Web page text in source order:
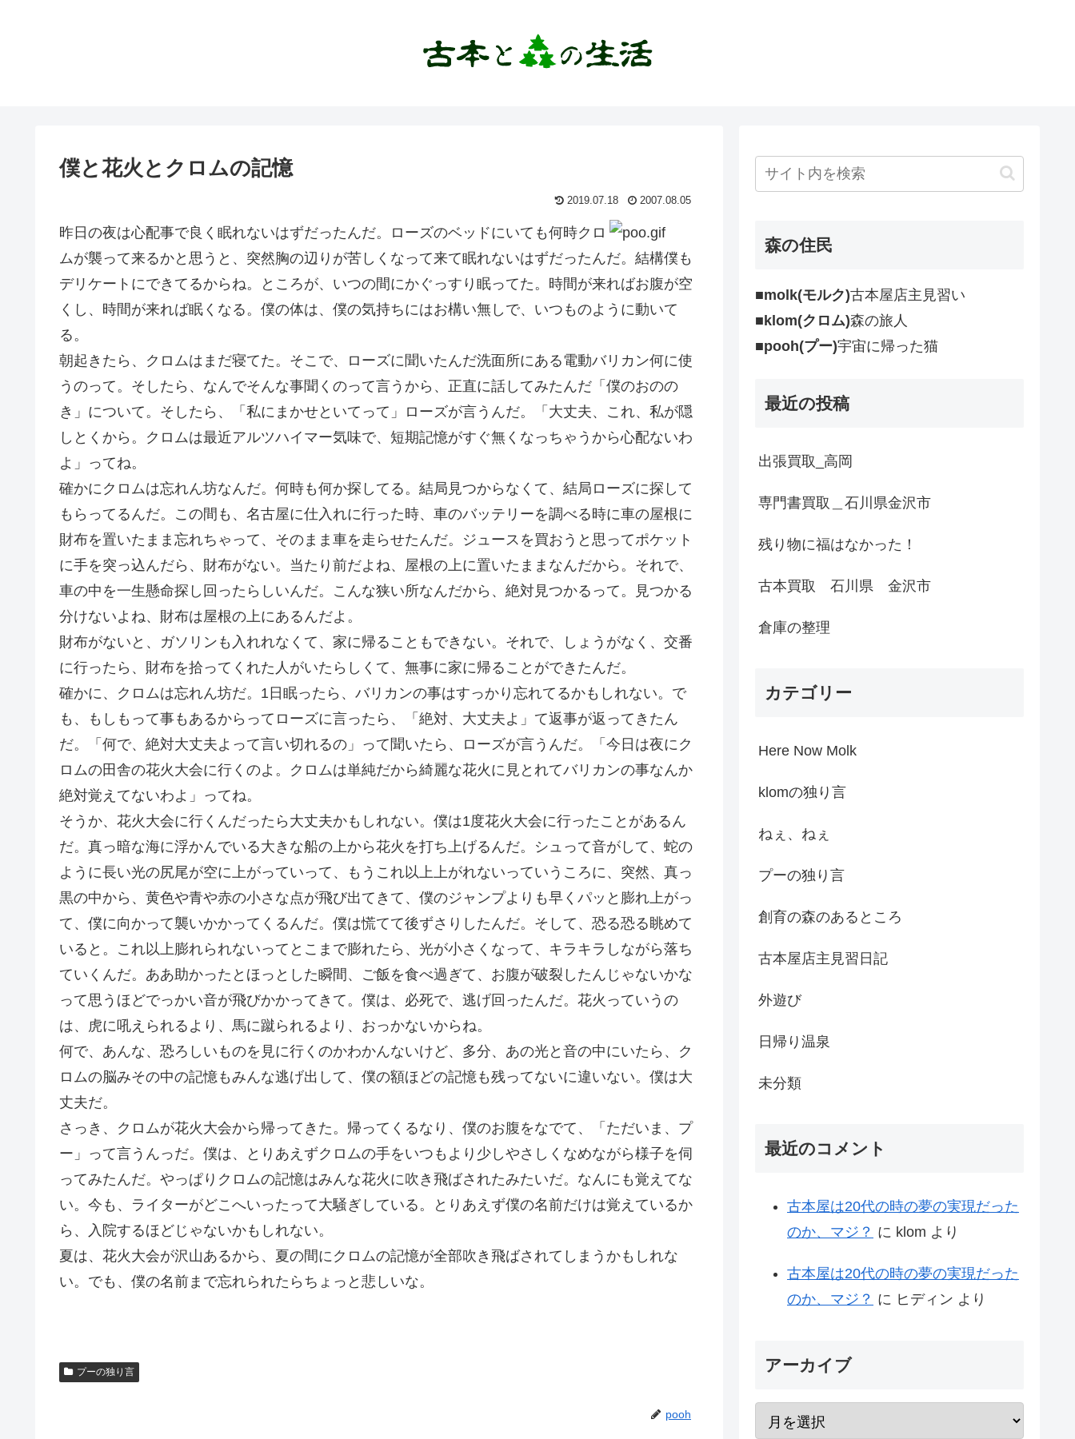
僕と花火とクロムの記憶
2019.07.18 2007.08.05
昨日の夜は心配事で良く眠れないはずだったんだ。ローズのベッドにいても何時クロ
ムが襲って来るかと思うと、突然胸の辺りが苦しくなって来て眠れないはずだったんだ。結構僕も
デリケートにできてるからね。ところが、いつの間にかぐっすり眠ってた。時間が来ればお腹が空
くし、時間が来れば眠くなる。僕の体は、僕の気持ちにはお構い無しで、いつものように動いて
る。
朝起きたら、クロムはまだ寝てた。そこで、ローズに聞いたんだ洗面所にある電動バリカン何に使
うのって。そしたら、なんでそんな事聞くのって言うから、正直に話してみたんだ「僕のおのの
き」について。そしたら、「私にまかせといてって」ローズが言うんだ。「大丈夫、これ、私が隠
しとくから。クロムは最近アルツハイマー気味で、短期記憶がすぐ無くなっちゃうから心配ないわ
よ」ってね。
確かにクロムは忘れん坊なんだ。何時も何か探してる。結局見つからなくて、結局ローズに探して
もらってるんだ。この間も、名古屋に仕入れに行った時、車のバッテリーを調べる時に車の屋根に
財布を置いたまま忘れちゃって、そのまま車を走らせたんだ。ジュースを買おうと思ってポケット
に手を突っ込んだら、財布がない。当たり前だよね、屋根の上に置いたままなんだから。それで、
車の中を一生懸命探し回ったらしいんだ。こんな狭い所なんだから、絶対見つかるって。見つかる
分けないよね、財布は屋根の上にあるんだよ。
財布がないと、ガソリンも入れれなくて、家に帰ることもできない。それで、しょうがなく、交番
に行ったら、財布を拾ってくれた人がいたらしくて、無事に家に帰ることができたんだ。
確かに、クロムは忘れん坊だ。1日眠ったら、バリカンの事はすっかり忘れてるかもしれない。で
も、もしもって事もあるからってローズに言ったら、「絶対、大丈夫よ」て返事が返ってきたん
だ。「何で、絶対大丈夫よって言い切れるの」って聞いたら、ローズが言うんだ。「今日は夜にク
ロムの田舎の花火大会に行くのよ。クロムは単純だから綺麗な花火に見とれてバリカンの事なんか
絶対覚えてないわよ」ってね。
そうか、花火大会に行くんだったら大丈夫かもしれない。僕は1度花火大会に行ったことがあるん
だ。真っ暗な海に浮かんでいる大きな船の上から花火を打ち上げるんだ。シュって音がして、蛇の
ように長い光の尻尾が空に上がっていって、もうこれ以上上がれないっていうころに、突然、真っ
黒の中から、黄色や青や赤の小さな点が飛び出てきて、僕のジャンプよりも早くパッと膨れ上がっ
て、僕に向かって襲いかかってくるんだ。僕は慌てて後ずさりしたんだ。そして、恐る恐る眺めて
いると。これ以上膨れられないってとこまで膨れたら、光が小さくなって、キラキラしながら落ち
ていくんだ。ああ助かったとほっとした瞬間、ご飯を食べ過ぎて、お腹が破裂したんじゃないかな
って思うほどでっかい音が飛びかかってきて。僕は、必死で、逃げ回ったんだ。花火っていうの
は、虎に吼えられるより、馬に蹴られるより、おっかないからね。
何で、あんな、恐ろしいものを見に行くのかわかんないけど、多分、あの光と音の中にいたら、ク
ロムの脳みその中の記憶もみんな逃げ出して、僕の額ほどの記憶も残ってないに違いない。僕は大
丈夫だ。
さっき、クロムが花火大会から帰ってきた。帰ってくるなり、僕のお腹をなでて、「ただいま、プ
ー」って言うんっだ。僕は、とりあえずクロムの手をいつもより少しやさしくなめながら様子を伺
ってみたんだ。やっぱりクロムの記憶はみんな花火に吹き飛ばされたみたいだ。なんにも覚えてな
い。今も、ライターがどこへいったって大騒ぎしている。とりあえず僕の名前だけは覚えているか
ら、入院するほどじゃないかもしれない。
夏は、花火大会が沢山あるから、夏の間にクロムの記憶が全部吹き飛ばされてしまうかもしれな
い。でも、僕の名前まで忘れられたらちょっと悲しいな。
プーの独り言
pooh
森の住民
■molk(モルク)古本屋店主見習い
■klom(クロム)森の旅人
■pooh(プー)宇宙に帰った猫
最近の投稿
出張買取_高岡
専門書買取＿石川県金沢市
残り物に福はなかった！
古本買取 石川県 金沢市
倉庫の整理
カテゴリー
Here Now Molk
klomの独り言
ねぇ、ねぇ
プーの独り言
創育の森のあるところ
古本屋店主見習日記
外遊び
日帰り温泉
未分類
最近のコメント
古本屋は20代の時の夢の実現だった
のか、マジ？ に klom より
古本屋は20代の時の夢の実現だった
のか、マジ？ に ヒディン より
アーカイブ